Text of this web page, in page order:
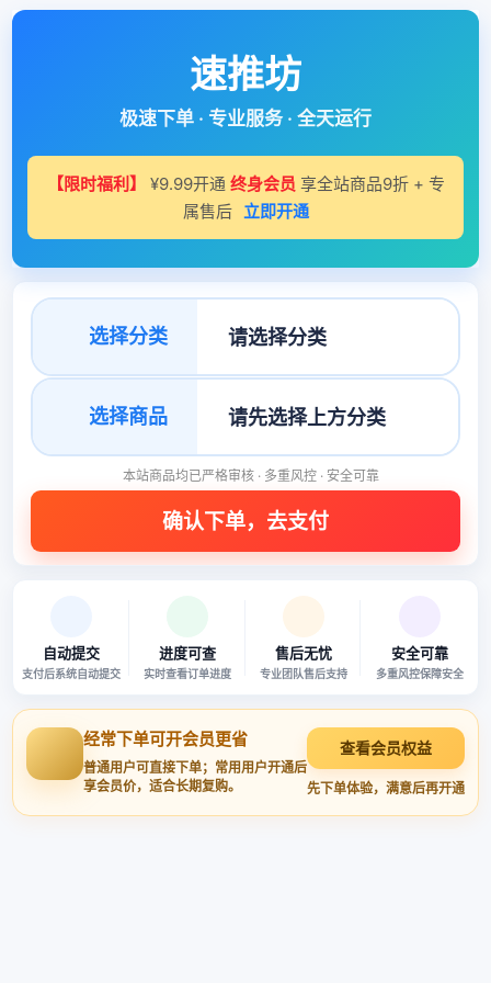
速推坊
极速下单 · 专业服务 · 全天运行
【限时福利】 ¥9.99开通 终身会员 享全站商品9折 + 专
属售后 立即开通
选择分类
选择商品
本站商品均已严格审核 · 多重风控 · 安全可靠
自动提交
支付后系统自动提交
进度可查
实时查看订单进度
售后无忧
专业团队售后支持
安全可靠
多重风控保障安全
经常下单可开会员更省
普通用户可直接下单；常用用户开通后
享会员价，适合长期复购。
查看会员权益
先下单体验，满意后再开通